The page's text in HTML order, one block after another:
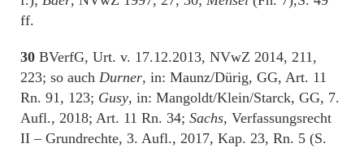
ff.
30 BVerfG, Urt. v. 17.12.2013, NVwZ 2014, 211,
223; so auch Durner, in: Maunz/Dürig, GG, Art. 11
Rn. 91, 123; Gusy, in: Mangoldt/Klein/Starck, GG, 7.
Aufl., 2018; Art. 11 Rn. 34; Sachs, Verfassungsrecht
II – Grundrechte, 3. Aufl., 2017, Kap. 23, Rn. 5 (S.